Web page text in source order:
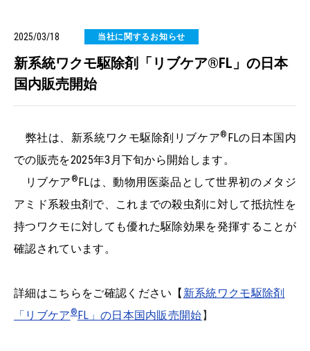
2025/03/18 当社に関するお知らせ
新系統ワクモ駆除剤「リブケア®FL」の日本
国内販売開始
弊社は、新系統ワクモ駆除剤リブケア® FLの日本国内
での販売を2025年3月下旬から開始します。
リブケア ®FLは、動物用医薬品として世界初のメタジ
アミド系殺虫剤で、これまでの殺虫剤に対して抵抗性を
持つワクモに対しても優れた駆除効果を発揮することが
確認されています。
詳細はこちらをご確認ください【 新系統ワクモ駆除剤
「リブケア®FL」の日本国内販売開始】